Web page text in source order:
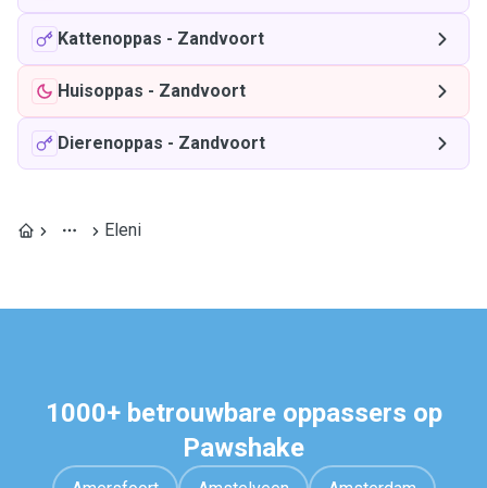
Kattenoppas - Zandvoort
Huisoppas - Zandvoort
Dierenoppas - Zandvoort
Eleni
1000+ betrouwbare oppassers op
Pawshake